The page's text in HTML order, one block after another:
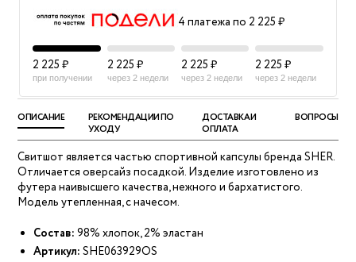
4 платежа по 2 225 ₽
2 225 ₽
при получении
2 225 ₽
через 2 недели
2 225 ₽
через 2 недели
2 225 ₽
через 2 недели
ОПИСАНИЕ
РЕКОМЕНДАЦИИ ПО
УХОДУ
ДОСТАВКА И
ОПЛАТА
ВОПРОСЫ
Свитшот является частью спортивной капсулы бренда SHER.
Отличается оверсайз посадкой. Изделие изготовлено из
футера наивысшего качества, нежного и бархатистого.
Модель утепленная, с начесом.
Состав: 98% хлопок, 2% эластан
Артикул: SHE063929OS